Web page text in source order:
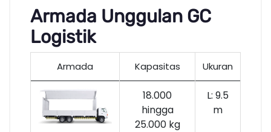
Armada Unggulan GC
Logistik
Armada Kapasitas Ukuran
18.000
hingga
25.000 kg
L: 9.5
m